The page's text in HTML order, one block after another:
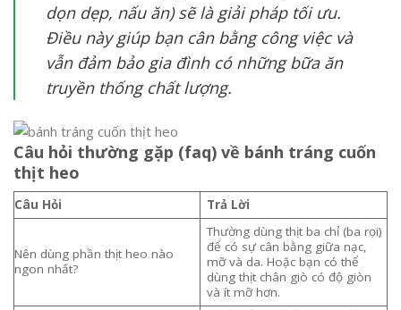
dọn dẹp, nấu ăn) sẽ là giải pháp tối ưu.
Điều này giúp bạn cân bằng công việc và
vẫn đảm bảo gia đình có những bữa ăn
truyền thống chất lượng.
Câu hỏi thường gặp (faq) về bánh tráng cuốn
thịt heo
Câu Hỏi Trả Lời
Nên dùng phần thịt heo nào
ngon nhất?
Thường dùng thịt ba chỉ (ba rọi)
để có sự cân bằng giữa nạc,
mỡ và da. Hoặc bạn có thể
dùng thịt chân giò có độ giòn
và ít mỡ hơn.